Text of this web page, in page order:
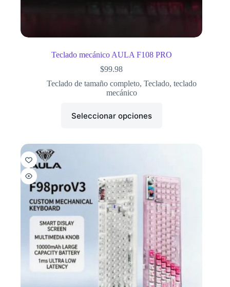
Teclado mecánico AULA F108 PRO
$99.98
Teclado de tamaño completo,Teclado,teclado
mecánico
Seleccionar opciones